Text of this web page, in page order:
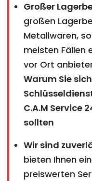
Großer
großen
Metallwaren,
meisten Fällen
vor Ort
Warum Sie
C.A.M Service
sollten
Wir sind
bieten Ihnen
preiswerten